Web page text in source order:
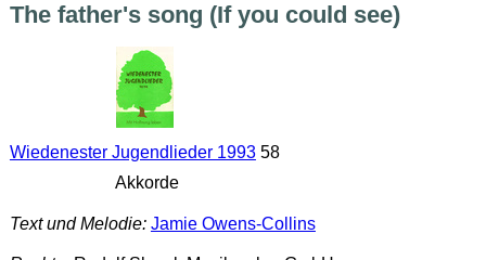
The father's song (If you could see)
Wiedenester Jugendlieder 199358
Akkorde
Text und Melodie: Jamie Owens-Collins